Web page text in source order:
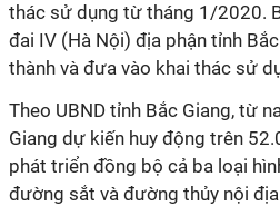
thác sử dụng từ tháng 1/2020.
đai IV (Hà Nội) địa phận tỉnh
thành và đưa vào khai thác sử
Theo UBND tỉnh Bắc Giang, từ
Giang dự kiến huy động trên
phát triển đồng bộ cả ba loại
đường sắt và đường thủy nội